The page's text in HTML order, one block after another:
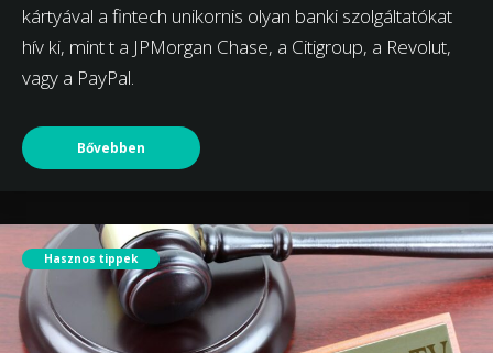
kártyával a fintech unikornis olyan banki szolgáltatókat
hív ki, mint t a JPMorgan Chase, a Citigroup, a Revolut,
vagy a PayPal.
Bővebben
Hasznos tippek